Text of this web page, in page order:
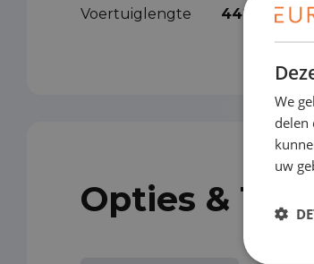
Voertuiglengte 442 cm
Opties &
We
delen
uw